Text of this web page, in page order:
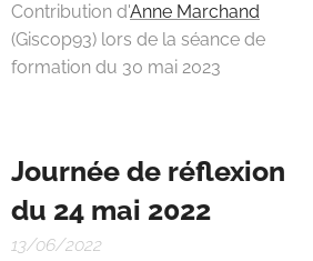
Contribution d'Anne Marchand
(Giscop93) lors de la séance de
formation du 30 mai 2023
Journée de réflexion
du 24 mai 2022
13/06/2022